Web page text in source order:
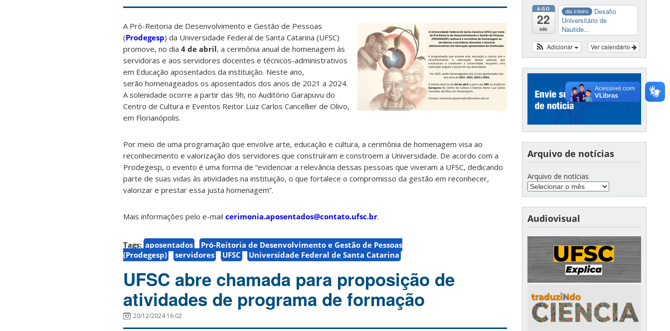
A Pró-Reitoria de Desenvolvimento e Gestão de Pessoas
(Prodegesp) da Universidade Federal de Santa Catarina (UFSC)
promove, no dia 4 de abril, a cerimônia anual de homenagem às
servidoras e aos servidores docentes e técnicos-administrativos
em Educação aposentados da instituição. Neste ano,
serão homenageados os aposentados dos anos de 2021 a 2024.
A solenidade ocorre a partir das 9h, no Auditório Garapuvu do
Centro de Cultura e Eventos Reitor Luiz Carlos Cancellier de Olivo,
em Florianópolis.
Por meio de uma programação que envolve arte, educação e cultura, a cerimônia de homenagem visa ao
reconhecimento e valorização dos servidores que construíram e constroem a Universidade. De acordo com a
Prodegesp, o evento é uma forma de “evidenciar a relevância dessas pessoas que viveram a UFSC, dedicando
parte de suas vidas às atividades na instituição, o que fortalece o compromisso da gestão em reconhecer,
valorizar e prestar essa justa homenagem”.
Mais informações pelo e-mail cerimonia.aposentados@contato.ufsc.br.
Tags: aposentados
Pró-Reitoria de Desenvolvimento e Gestão de Pessoas
(Prodegesp)
servidores UFSC Universidade Federal de Santa Catarina
UFSC abre chamada para proposição de
atividades de programa de formação
20/12/2024 16:02
AGO
22
sáb
dia inteiro
Desafio
Universitário de
Nautide...
Ver calendário
Adicionar
Arquivo de notícias
Arquivo de notícias
Audiovisual